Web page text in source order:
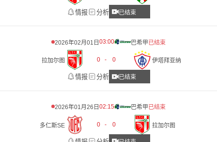
情报 分析 已结束
2026年02月01日 03:00 巴希甲已结束
拉加尔图 0 - 0 伊塔拜亚纳
情报 分析 已结束
2026年01月26日 02:15 巴希甲已结束
多仁斯SE 0 - 0 拉加尔图